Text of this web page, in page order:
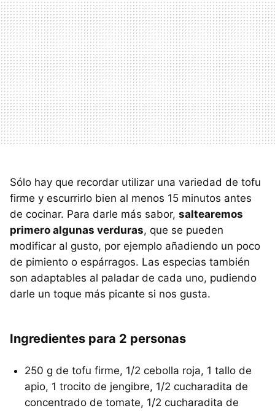
Sólo hay que recordar utilizar una variedad de tofu
firme y escurrirlo bien al menos 15 minutos antes
de cocinar. Para darle más sabor, saltearemos
primero algunas verduras, que se pueden
modificar al gusto, por ejemplo añadiendo un poco
de pimiento o espárragos. Las especias también
son adaptables al paladar de cada uno, pudiendo
darle un toque más picante si nos gusta.
Ingredientes para 2 personas
250 g de tofu firme, 1/2 cebolla roja, 1 tallo de
apio, 1 trocito de jengibre, 1/2 cucharadita de
concentrado de tomate, 1/2 cucharadita de